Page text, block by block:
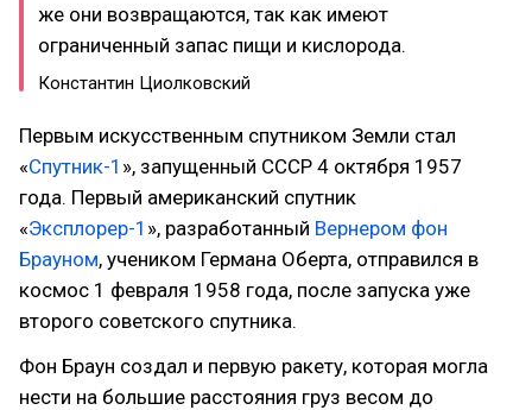
же они возвращаются, так как имеют
ограниченный запас пищи и кислорода.
Константин Циолковский
Первым искусственным спутником Земли стал
«Спутник-1 », запущенный СССР 4 октября 1957
года. Первый американский спутник
«Эксплорер-1 », разработанный Вернером фон
Брауном, учеником Германа Оберта, отправился в
космос 1 февраля 1958 года, после запуска уже
второго советского спутника.
Фон Браун создал и первую ракету, которая могла
нести на большие расстояния груз весом до